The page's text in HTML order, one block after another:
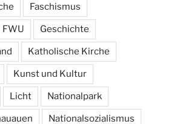
Faschismus
FWU Geschichte
Katholische Kirche
Kunst und Kultur
Licht Nationalpark
Nationalsozialismus